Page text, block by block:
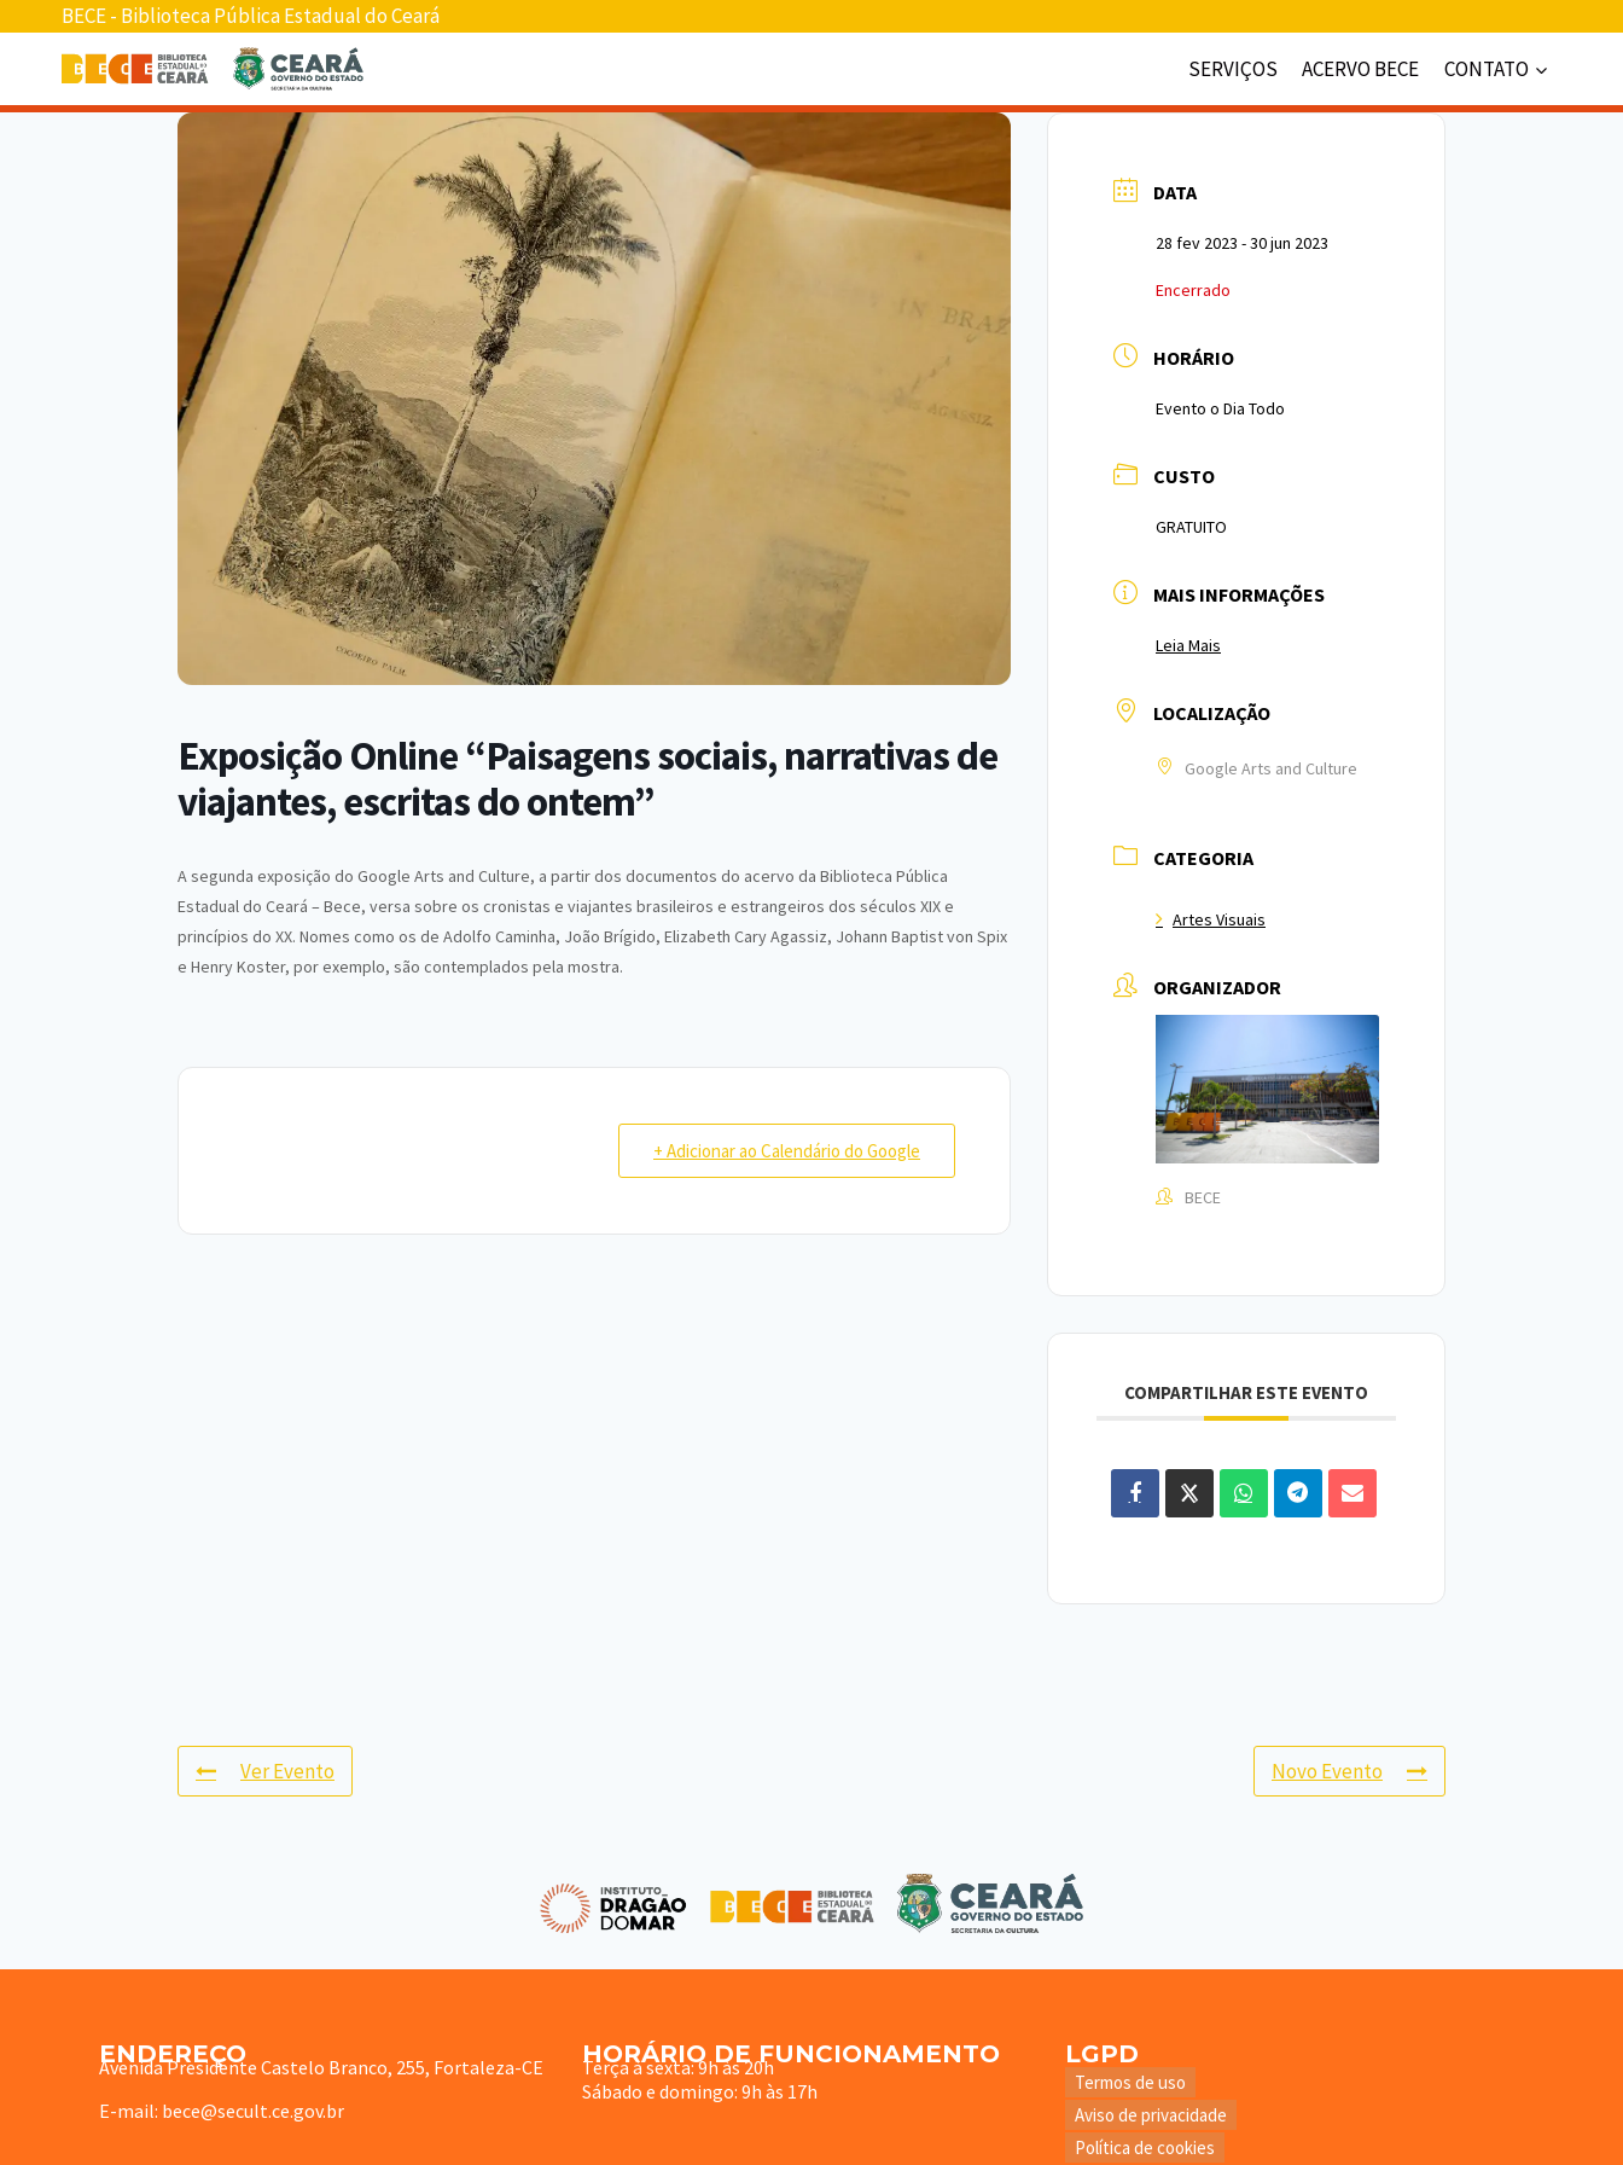
BECE - Biblioteca Pública Estadual do Ceará
SERVIÇOS
ACERVO BECE CONTATO
Exposição Online “Paisagens sociais, narrativas de
viajantes, escritas do ontem”
A segunda exposição do Google Arts and Culture, a partir dos documentos do acervo da Biblioteca Pública
Estadual do Ceará – Bece, versa sobre os cronistas e viajantes brasileiros e estrangeiros dos séculos XIX e
princípios do XX. Nomes como os de Adolfo Caminha, João Brígido, Elizabeth Cary Agassiz, Johann Baptist von Spix
e Henry Koster, por exemplo, são contemplados pela mostra.
+ Adicionar ao Calendário do Google
DATA
28 fev 2023 - 30 jun 2023
Encerrado
HORÁRIO
Evento o Dia Todo
CUSTO
GRATUITO
MAIS INFORMAÇÕES
Leia Mais
LOCALIZAÇÃO
Google Arts and Culture
CATEGORIA
Artes Visuais
ORGANIZADOR
BECE
COMPARTILHAR ESTE EVENTO
Ver Evento Novo Evento
ENDEREÇO
Avenida Presidente Castelo Branco, 255, Fortaleza-CE
E-mail: bece@secult.ce.gov.br
HORÁRIO DE FUNCIONAMENTO
Terça à sexta: 9h às 20h
Sábado e domingo: 9h às 17h
LGPD
Termos de uso
Aviso de privacidade
Política de cookies